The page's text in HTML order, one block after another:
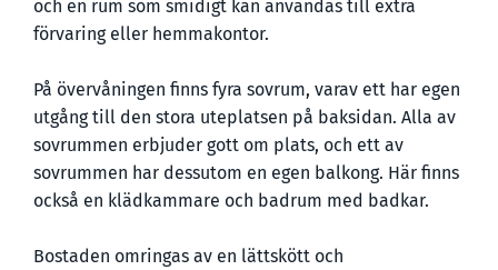
och en rum som smidigt kan användas till extra
förvaring eller hemmakontor.
På övervåningen finns fyra sovrum, varav ett har egen
utgång till den stora uteplatsen på baksidan. Alla av
sovrummen erbjuder gott om plats, och ett av
sovrummen har dessutom en egen balkong. Här finns
också en klädkammare och badrum med badkar.
Bostaden omringas av en lättskött och